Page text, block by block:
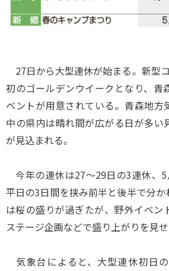
27日から大型連休が始まる。新型
初のゴールデンウイークとなり、青
ベントが用意されている。青森地方
中の県内は晴れ間が広がる日が多い
が見込まれる。
今年の連休は27～29日の3連休、5
平日の3日間を挟み前半と後半で分
は桜の盛りが過ぎたが、野外イベン
ステージ企画などで盛り上がりを見せ
気象台によると、大型連休初日